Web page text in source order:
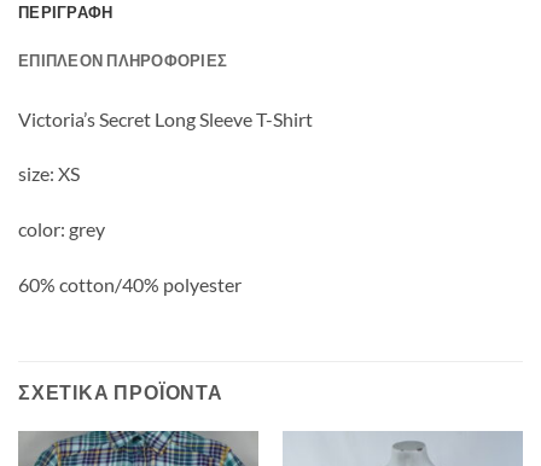
ΠΕΡΙΓΡΑΦΉ
ΕΠΙΠΛΈΟΝ ΠΛΗΡΟΦΟΡΊΕΣ
Victoria’s Secret Long Sleeve T-Shirt
size: XS
color: grey
60% cotton/40% polyester
ΣΧΕΤΙΚΆ ΠΡΟΪΌΝΤΑ